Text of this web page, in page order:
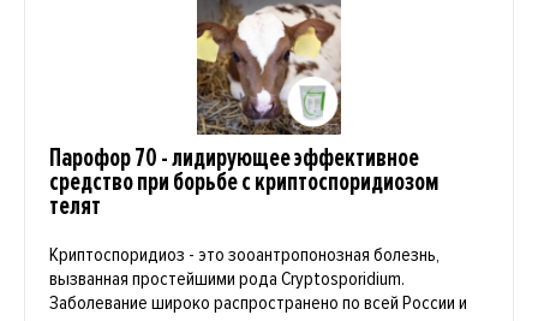
Парофор 70 - лидирующее эффективное
средство при борьбе с криптоспоридиозом
телят
Криптоспоридиоз - это зооантропонозная болезнь,
вызванная простейшими рода Cryptosporidium.
Заболевание широко распространено по всей России и